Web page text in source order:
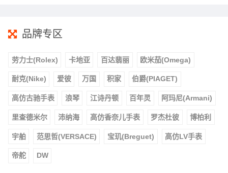
品牌专区
劳力士(Rolex) 卡地亚 百达翡丽 欧米茄(Omega)
耐克(Nike) 爱彼 万国 积家 伯爵(PIAGET)
高仿古驰手表 浪琴 江诗丹顿 百年灵 阿玛尼(Armani)
里查德米尔 沛纳海 高仿香奈儿手表 罗杰杜彼 博柏利
宇舶 范思哲(VERSACE) 宝玑(Breguet) 高仿LV手表
帝舵 DW